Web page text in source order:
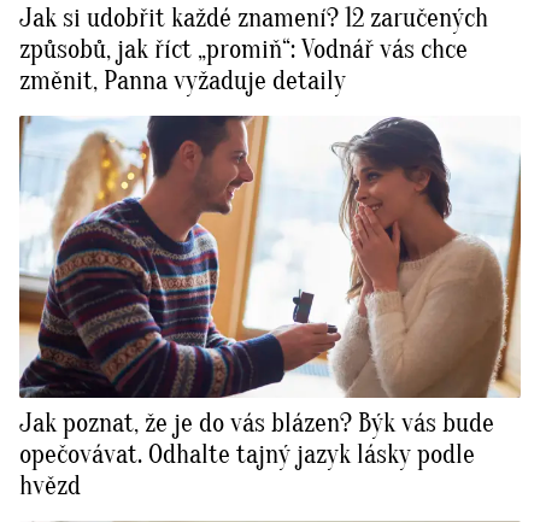
Jak si udobřit každé znamení? 12 zaručených
způsobů, jak říct „promiň“: Vodnář vás chce
změnit, Panna vyžaduje detaily
Jak poznat, že je do vás blázen? Býk vás bude
opečovávat. Odhalte tajný jazyk lásky podle
hvězd